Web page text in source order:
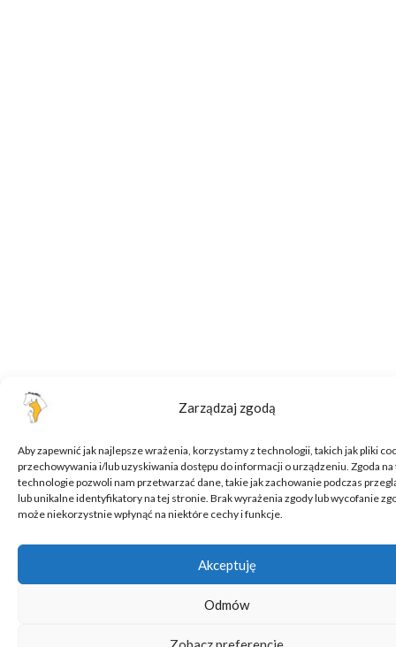
Zarządzaj zgodą
Aby zapewnić jak najlepsze wrażenia, korzystamy z technologii, takich jak pliki
przechowywania i/lub uzyskiwania dostępu do informacji o urządzeniu. Zgoda na
technologie pozwoli nam przetwarzać dane, takie jak zachowanie podczas
lub unikalne identyfikatory na tej stronie. Brak wyrażenia zgody lub wycofanie
może niekorzystnie wpłynąć na niektóre cechy i funkcje.
Akceptuję
Odmów